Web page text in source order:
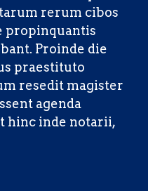
rerum cibos
propinquantis
Proinde die
praestituto
resedit magister
agenda
hinc inde notarii,